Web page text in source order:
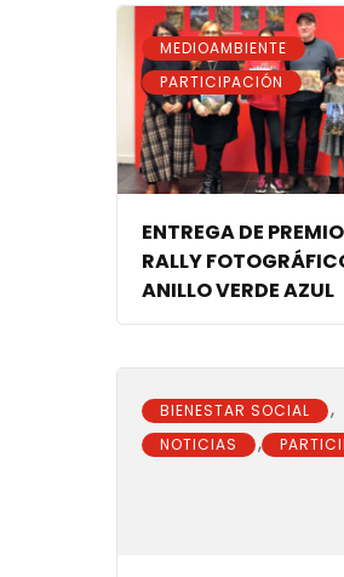
MEDIOAMBIENTE ,
PARTICIPACIÓN
ENTREGA DE
RALLY
ANILLO VERDE AZUL
BIENESTAR SOCIAL ,
NOTICIAS ,